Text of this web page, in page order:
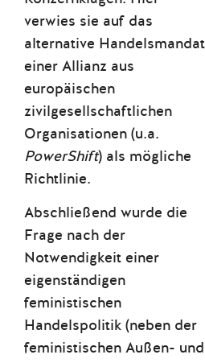
verwies sie auf das
alternative Handelsmandat
einer Allianz aus
europäischen
zivilgesellschaftlichen
Organisationen (u.a.
PowerShift) als mögliche
Richtlinie.
Abschließend wurde die
Frage nach der
Notwendigkeit einer
eigenständigen
feministischen
Handelspolitik (neben der
feministischen Außen- und